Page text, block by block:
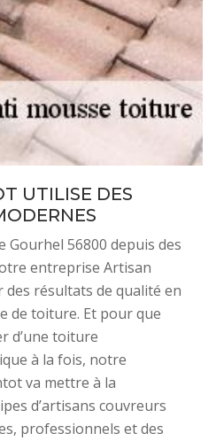
UTILISE DES
Gourhel 56800 depuis des
entreprise Artisan
résultats de qualité en
de toiture. Et pour que
d’une toiture
à la fois, notre
va mettre à la
d’artisans couvreurs
professionnels et des